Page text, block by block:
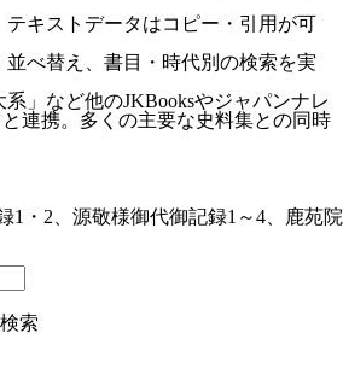
キストデータはコピー・引用が可
べ替え、書目・時代別の検索を実
」など他のJKBooksやジャパンナレ
連携。多くの主要な史料集との同時
1・2、源敬様御代御記録1～4、鹿苑院
索